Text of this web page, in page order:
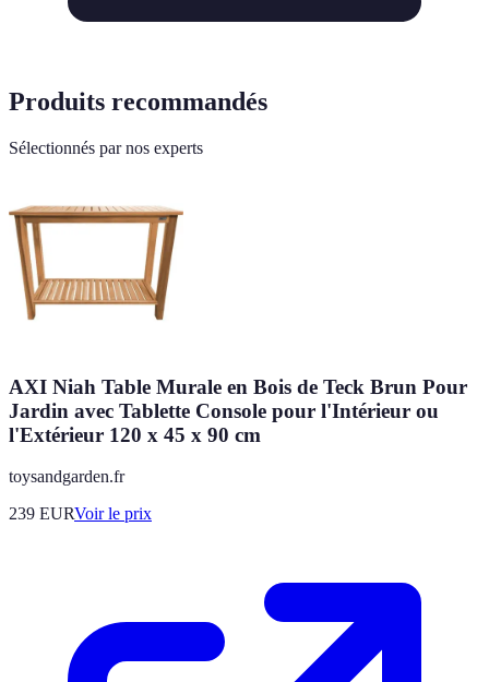
Produits recommandés
Sélectionnés par nos experts
AXI Niah Table Murale en Bois de Teck Brun Pour
Jardin avec Tablette Console pour l'Intérieur ou
l'Extérieur 120 x 45 x 90 cm
toysandgarden.fr
239 EURVoir le prix